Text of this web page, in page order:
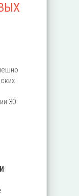
30